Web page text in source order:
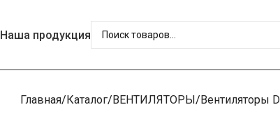
Наша продукция
Главная Каталог ВЕНТИЛЯТОРЫ Вентиляторы